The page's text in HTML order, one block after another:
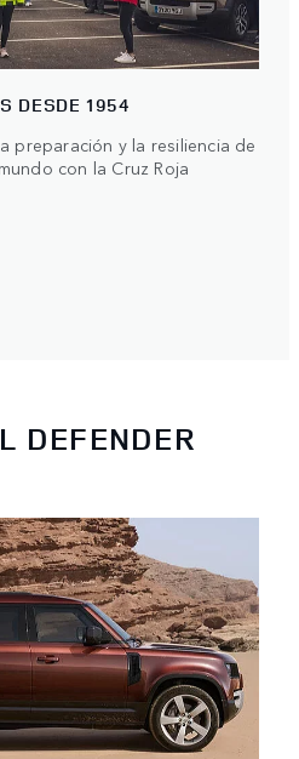
DESDE 1954
preparación y la resiliencia de
con la Cruz Roja
DEFENDER